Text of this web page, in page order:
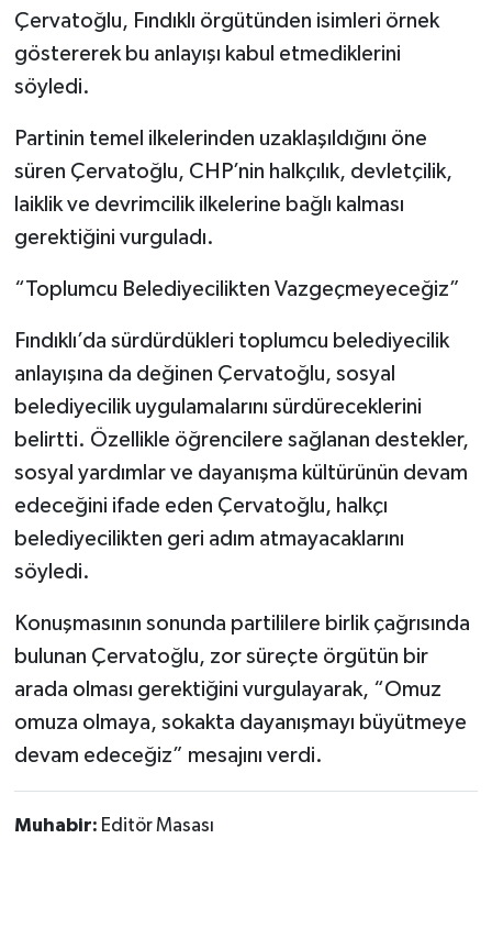
Çervatoğlu, Fındıklı örgütünden isimleri örnek
göstererek bu anlayışı kabul etmediklerini
söyledi.
Partinin temel ilkelerinden uzaklaşıldığını öne
süren Çervatoğlu, CHP’nin halkçılık, devletçilik,
laiklik ve devrimcilik ilkelerine bağlı kalması
gerektiğini vurguladı.
“Toplumcu Belediyecilikten Vazgeçmeyeceğiz”
Fındıklı’da sürdürdükleri toplumcu belediyecilik
anlayışına da değinen Çervatoğlu, sosyal
belediyecilik uygulamalarını sürdüreceklerini
belirtti. Özellikle öğrencilere sağlanan destekler,
sosyal yardımlar ve dayanışma kültürünün devam
edeceğini ifade eden Çervatoğlu, halkçı
belediyecilikten geri adım atmayacaklarını
söyledi.
Konuşmasının sonunda partililere birlik çağrısında
bulunan Çervatoğlu, zor süreçte örgütün bir
arada olması gerektiğini vurgulayarak, “Omuz
omuza olmaya, sokakta dayanışmayı büyütmeye
devam edeceğiz” mesajını verdi.
Muhabir: Editör Masası